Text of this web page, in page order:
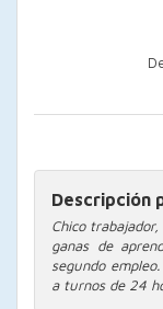
Descripción
Chico
ganas de
segundo
a turnos de 24